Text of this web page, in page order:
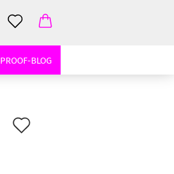
PROOF-BLOG